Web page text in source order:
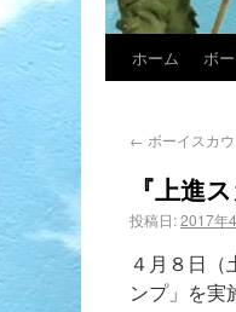
ホーム ボ
← ボーイスカ
『上進
投稿日:2017年
４月８日（
ンプ」を実